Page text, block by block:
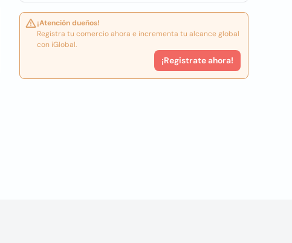
¡Atención dueños!
Registra tu comercio ahora e incrementa tu alcance global
con iGlobal.
¡Registrate ahora!